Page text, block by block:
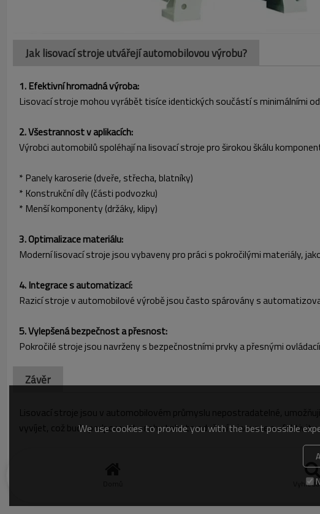
Jak lisovací stroje utvářejí automobilovou výrobu?
1. Efektivní hromadná výroba:
Lisovací stroje mohou vyrábět tisíce identických součástí s minimálními
2. Všestrannost v aplikacích:
Výrobci automobilů spoléhají na lisovací stroje pro širokou škálu
* Panely karoserie (dveře, střecha, blatníky)
* Konstrukční díly (části podvozku)
* Menší komponenty (držáky, klipy)
3. Optimalizace materiálu:
Moderní lisovací stroje jsou vybaveny pro práci s pokročilými materiály,
4. Integrace s automatizací:
Razicí stroje v automobilové výrobě jsou často spárovány s
5. Vylepšená bezpečnost a přesnost:
Pokročilé stroje jsou navrženy s bezpečnostními prvky a přesnými
Závěr
Lisovací stroje jsou v automobilovém průmyslu nepostradatelné,
vyvíjet, což bude podporovat snahu tohoto odvětví o inovace a efektivitu.
We use cookies to provide you with the best possible